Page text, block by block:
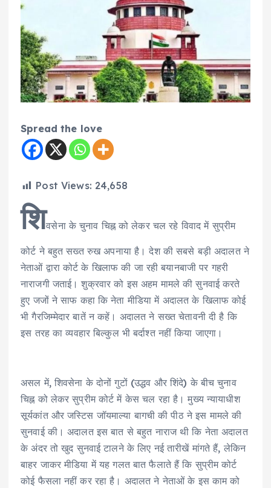
Spread the love
Post Views: 24,658
शिवसेना के चुनाव चिह्न को लेकर चल रहे विवाद में सुप्रीम
कोर्ट ने बहुत सख्त रुख अपनाया है। देश की सबसे बड़ी अदालत ने
नेताओं द्वारा कोर्ट के खिलाफ की जा रही बयानबाजी पर गहरी
नाराजगी जताई। शुक्रवार को इस अहम मामले की सुनवाई करते
हुए जजों ने साफ कहा कि नेता मीडिया में अदालत के खिलाफ कोई
भी गैरजिम्मेदार बातें न कहें। अदालत ने सख्त चेतावनी दी है कि
इस तरह का व्यवहार बिल्कुल भी बर्दाश्त नहीं किया जाएगा।
असल में, शिवसेना के दोनों गुटों (उद्धव और शिंदे) के बीच चुनाव
चिह्न को लेकर सुप्रीम कोर्ट में केस चल रहा है। मुख्य न्यायाधीश
सूर्यकांत और जस्टिस जॉयमाल्या बागची की पीठ ने इस मामले की
सुनवाई की। अदालत इस बात से बहुत नाराज थी कि नेता अदालत
के अंदर तो खुद सुनवाई टालने के लिए नई तारीखें मांगते हैं, लेकिन
बाहर जाकर मीडिया में यह गलत बात फैलाते हैं कि सुप्रीम कोर्ट
कोई फैसला नहीं कर रहा है। अदालत ने नेताओं के इस काम को